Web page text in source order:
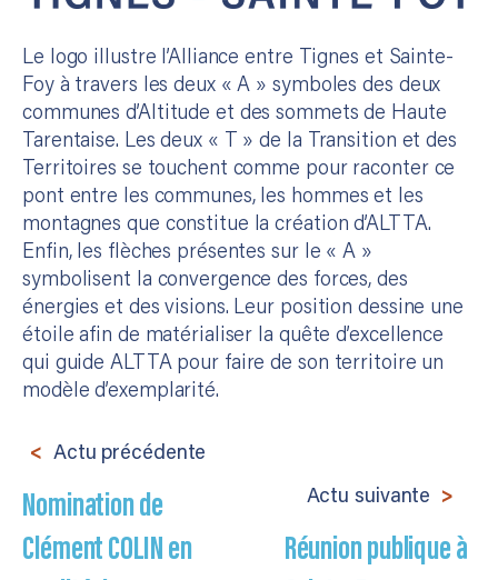
Le logo illustre l’Alliance entre Tignes et Sainte-
Foy à travers les deux « A » symboles des deux
communes d’Altitude et des sommets de Haute
Tarentaise. Les deux « T » de la Transition et des
Territoires se touchent comme pour raconter ce
pont entre les communes, les hommes et les
montagnes que constitue la création d’ALTTA.
Enfin, les flèches présentes sur le « A »
symbolisent la convergence des forces, des
énergies et des visions. Leur position dessine une
étoile afin de matérialiser la quête d’excellence
qui guide ALTTA pour faire de son territoire un
modèle d’exemplarité.
Actu précédente
Nomination de
Clément COLIN en
Actu suivante
Réunion publique à